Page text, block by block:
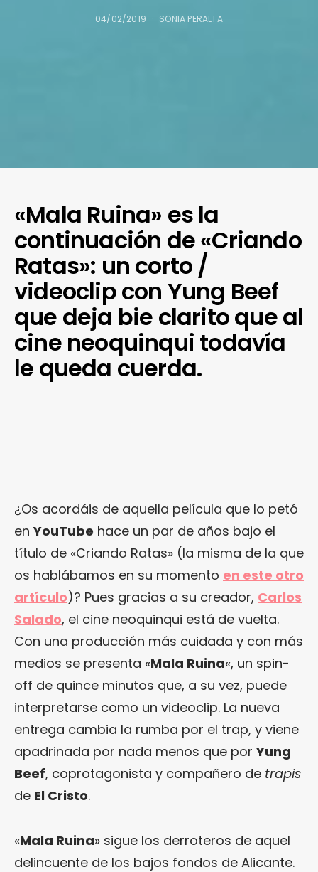
04/02/2019 SONIA PERALTA
«Mala Ruina» es la
continuación de «Criando
Ratas»: un corto /
videoclip con Yung Beef
que deja bie clarito que al
cine neoquinqui todavía
le queda cuerda.
¿Os acordáis de aquella película que lo petó
enYouTube hace un par de años bajo el
título de «Criando Ratas» (la misma de la que
os hablábamos en su momento en este otro
artículo)? Pues gracias a su creador, Carlos
Salado, el cine neoquinqui está de vuelta.
Con una producción más cuidada y con más
medios se presenta «Mala Ruina«, un spin-
off de quince minutos que, a su vez, puede
interpretarse como un videoclip. La nueva
entrega cambia la rumba por el trap, y viene
apadrinada por nada menos que porYung
Beef, coprotagonista y compañero de trapis
de El Cristo.
«Mala Ruina» sigue los derroteros de aquel
delincuente de los bajos fondos de Alicante.